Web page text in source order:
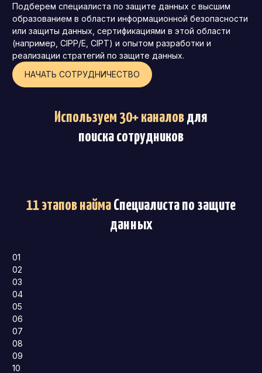
Подберем специалиста по защите данных с высшим
образованием в области информационной безопасности
или защиты данных, сертификациями в этой области
(например, CIPP/E, CIPT) и опытом разработки и
реализации стратегий по защите данных.
НАЧАТЬ СОТРУДНИЧЕСТВО
Используем 30+ каналовдля
поиска сотрудников
11 этапов наймаСпециалиста по защите
данных
01
02
03
04
05
06
07
08
09
10